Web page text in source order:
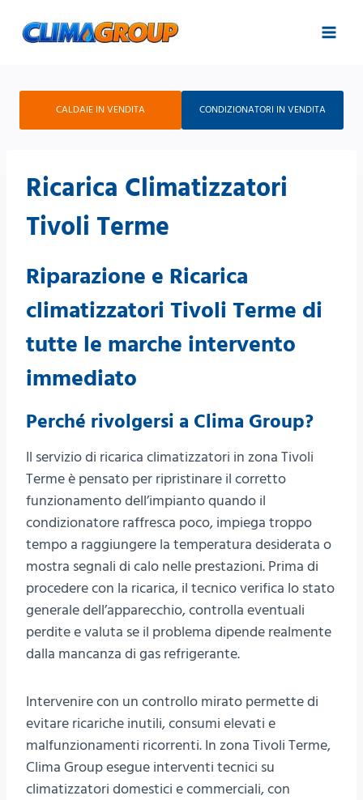
CALDAIE IN VENDITA CONDIZIONATORI IN VENDITA
Ricarica Climatizzatori
Tivoli Terme
Riparazione e Ricarica
climatizzatori Tivoli Terme di
tutte le marche intervento
immediato
Perché rivolgersi a Clima Group?
Il servizio di ricarica climatizzatori in zona Tivoli
Terme è pensato per ripristinare il corretto
funzionamento dell’impianto quando il
condizionatore raffresca poco, impiega troppo
tempo a raggiungere la temperatura desiderata o
mostra segnali di calo nelle prestazioni. Prima di
procedere con la ricarica, il tecnico verifica lo stato
generale dell’apparecchio, controlla eventuali
perdite e valuta se il problema dipende realmente
dalla mancanza di gas refrigerante.
Intervenire con un controllo mirato permette di
evitare ricariche inutili, consumi elevati e
malfunzionamenti ricorrenti. In zona Tivoli Terme,
Clima Group esegue interventi tecnici su
climatizzatori domestici e commerciali, con